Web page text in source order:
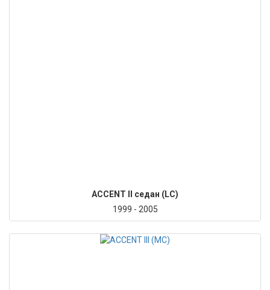
ACCENT II седан (LC)
1999 - 2005